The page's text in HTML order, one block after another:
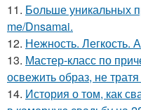
11. Больше уникальных
me/Dnsamai.
12. Нежность. Легкость.
13. Мастер-класс по
освежить образ, не
14. История о том, как